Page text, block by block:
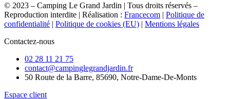
© 2023 – Camping Le Grand Jardin | Tous droits réservés –
Reproduction interdite | Réalisation : Francecom | Politique de
confidentialité | Politique de cookies (EU) | Mentions légales
Contactez-nous
02 28 11 21 75
contact@campinglegrandjardin.fr
50 Route de la Barre, 85690, Notre-Dame-De-Monts
Espace client